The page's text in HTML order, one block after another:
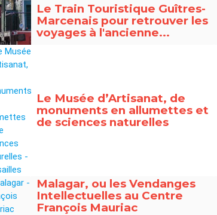
Le Train Touristique Guîtres-
Marcenais pour retrouver les
voyages à l'ancienne...
Le Musée d’Artisanat, de
monuments en allumettes et
de sciences naturelles
Malagar, ou les Vendanges
Intellectuelles au Centre
François Mauriac